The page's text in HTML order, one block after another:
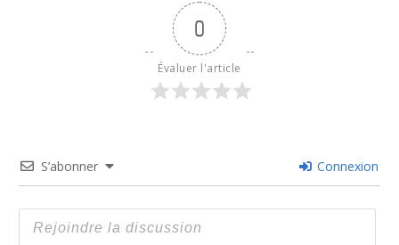
0
Évaluer l'article
S’abonner Connexion